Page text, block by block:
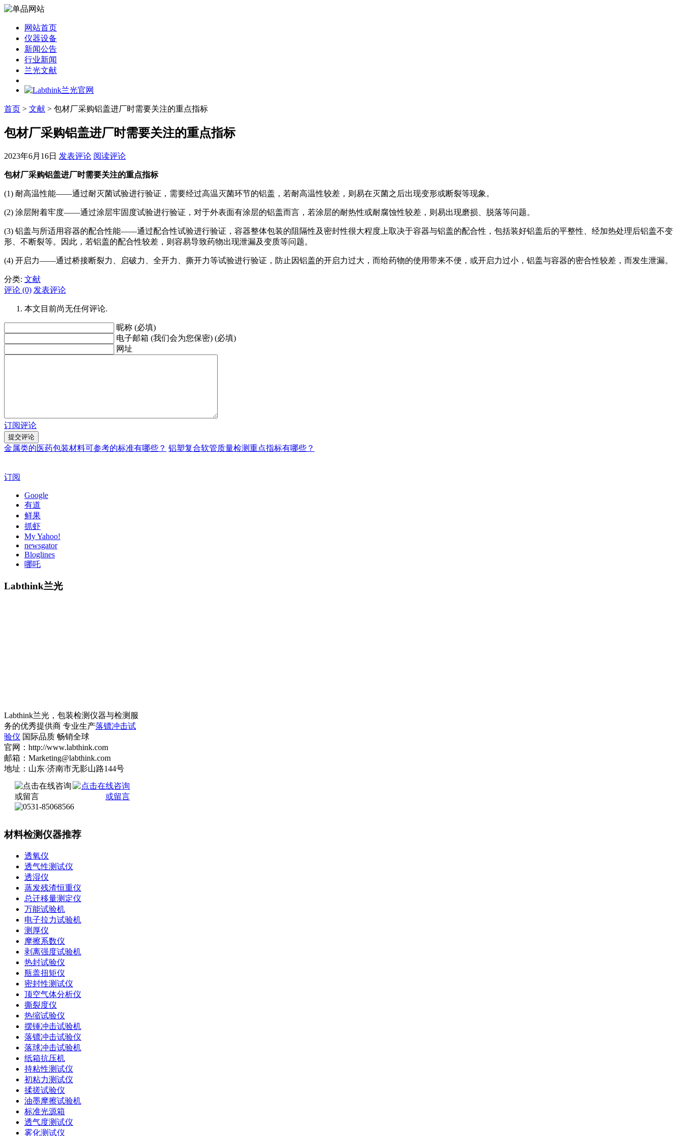
网站首页
仪器设备
新闻公告
行业新闻
兰光文献
首页 > 文献 > 包材厂采购铝盖进厂时需要关注的重点指标
包材厂采购铝盖进厂时需要关注的重点指标
2023年6月16日 发表评论 阅读评论
包材厂采购铝盖进厂时需要关注的重点指标
(1) 耐高温性能——通过耐灭菌试验进行验证，需要经过高温灭菌环节的铝盖，若耐高温性较差，则易在灭菌之后出现变形或断裂等现象。
(2) 涂层附着牢度——通过涂层牢固度试验进行验证，对于外表面有涂层的铝盖而言，若涂层的耐热性或耐腐蚀性较差，则易出现磨损、脱落等问题。
(3) 铝盖与所适用容器的配合性能——通过配合性试验进行验证，容器整体包装的阻隔性及密封性很大程度上取决于容器与铝盖的配合性，包括装好铝盖后的平整性、经加热处理后铝盖不变
形、不断裂等。因此，若铝盖的配合性较差，则容易导致药物出现泄漏及变质等问题。
(4) 开启力——通过桥接断裂力、启破力、全开力、撕开力等试验进行验证，防止因铝盖的开启力过大，而给药物的使用带来不便，或开启力过小，铝盖与容器的密合性较差，而发生泄漏。
分类: 文献
评论 (0) 发表评论
本文目前尚无任何评论.
昵称 (必填)
电子邮箱 (我们会为您保密) (必填)
网址
订阅评论
金属类的医药包装材料可参考的标准有哪些？ 铝塑复合软管质量检测重点指标有哪些？
订阅
Google
有道
鲜果
抓虾
My Yahoo!
newsgator
Bloglines
哪吒
Labthink兰光
Labthink兰光，包装检测仪器与检测服
务的优秀提供商 专业生产落镖冲击试
验仪 国际品质 畅销全球
官网：http://www.labthink.com
邮箱：Marketing@labthink.com
地址：山东·济南市无影山路144号
材料检测仪器推荐
透氧仪
透气性测试仪
透湿仪
蒸发残渣恒重仪
总迁移量测定仪
万能试验机
电子拉力试验机
测厚仪
摩擦系数仪
剥离强度试验机
热封试验仪
瓶盖扭矩仪
密封性测试仪
顶空气体分析仪
撕裂度仪
热缩试验仪
摆锤冲击试验机
落镖冲击试验仪
落球冲击试验机
纸箱抗压机
持粘性测试仪
初粘力测试仪
揉搓试验仪
油墨摩擦试验机
标准光源箱
透气度测试仪
雾化测试仪